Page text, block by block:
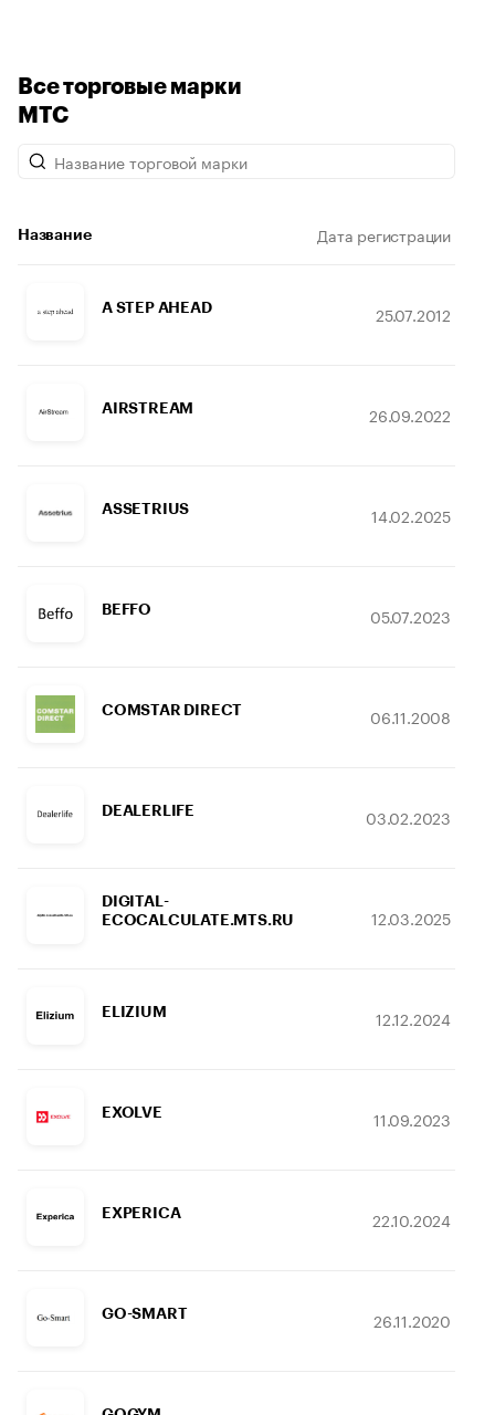
Все торговые марки
МТС
Название Дата регистрации
A STEP AHEAD 25.07.2012
AIRSTREAM 26.09.2022
ASSETRIUS 14.02.2025
BEFFO 05.07.2023
COMSTAR DIRECT 06.11.2008
DEALERLIFE 03.02.2023
DIGITAL-
ECOCALCULATE.MTS.RU
12.03.2025
ELIZIUM 12.12.2024
EXOLVE 11.09.2023
EXPERICA 22.10.2024
GO-SMART 26.11.2020